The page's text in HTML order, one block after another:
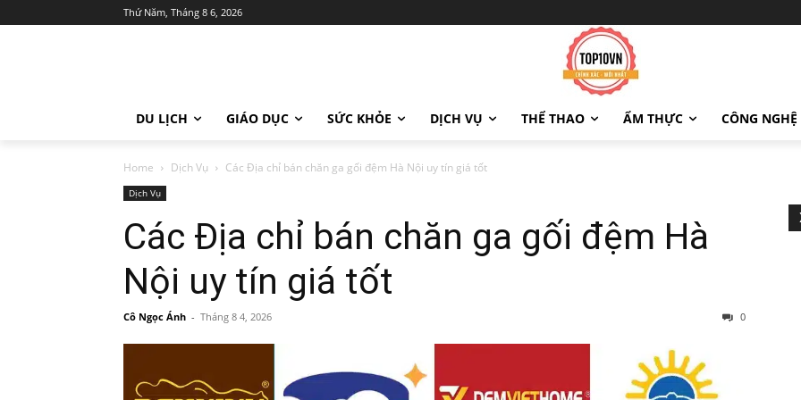
Thứ Năm, Tháng 8 6, 2026
DU LỊCH GIÁO DỤC SỨC KHỎE DỊCH VỤ THỂ THAO ẨM THỰC CÔNG NGHỆ
Home Dịch Vụ Các Địa chỉ bán chăn ga gối đệm Hà Nội uy tín giá tốt
Dịch Vụ
Các Địa chỉ bán chăn ga gối đệm Hà
Nội uy tín giá tốt
Cô Ngọc Ánh - Tháng 8 4, 2026 0